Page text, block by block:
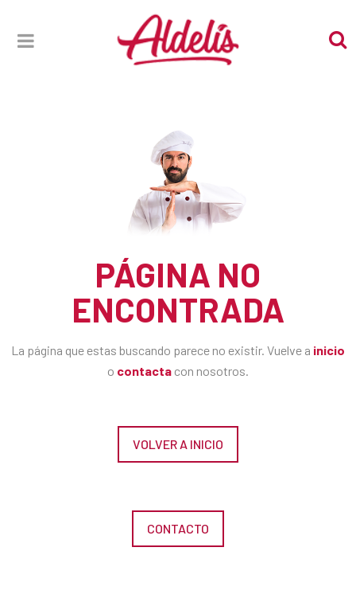
PÁGINA NO
ENCONTRADA
La página que estas buscando parece no existir. Vuelve a inicio
o contacta con nosotros.
VOLVER A INICIO
CONTACTO